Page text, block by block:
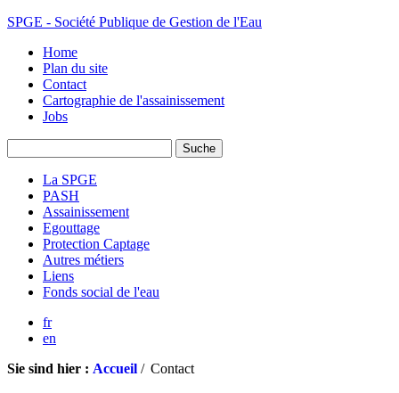
SPGE - Société Publique de Gestion de l'Eau
Home
Plan du site
Contact
Cartographie de l'assainissement
Jobs
La SPGE
PASH
Assainissement
Egouttage
Protection Captage
Autres métiers
Liens
Fonds social de l'eau
fr
en
Sie sind hier : Accueil / Contact